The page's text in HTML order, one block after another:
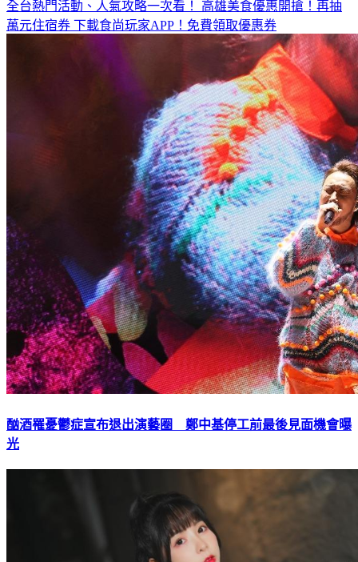
全台熱門活動、人氣攻略一次看！ 高雄美食優惠開搶！再抽
萬元住宿券 下載食尚玩家APP！免費領取優惠券
酗酒罹憂鬱症宣布退出演藝圈 鄭中基停工前最後見面機會曝
光